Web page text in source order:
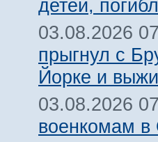
детей,
03.08.2026
прыгнул с
Йорке и
03.08.2026
военкомам в